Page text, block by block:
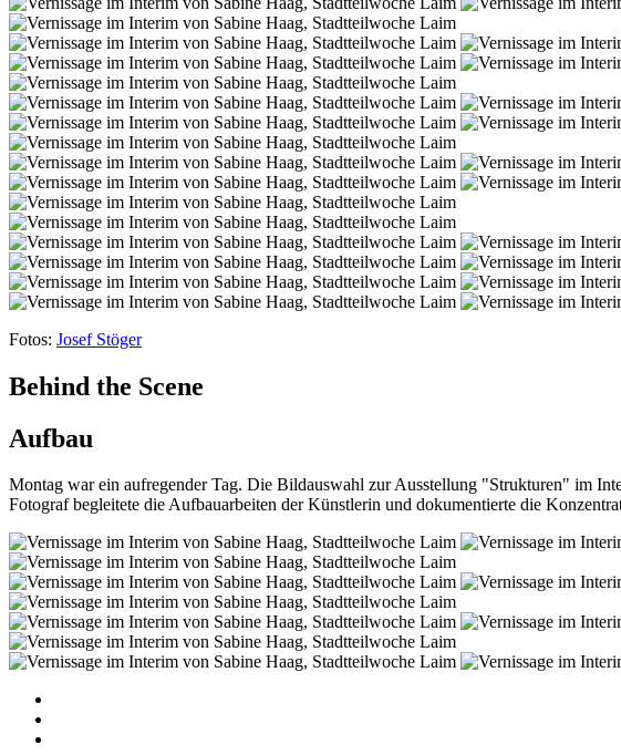
Fotos: Josef Stöger
Behind the Scene
Aufbau
Montag war ein aufregender Tag. Die Bildauswahl zur Ausstellung "Strukturen" im
Fotograf begleitete die Aufbauarbeiten der Künstlerin und dokumentierte die